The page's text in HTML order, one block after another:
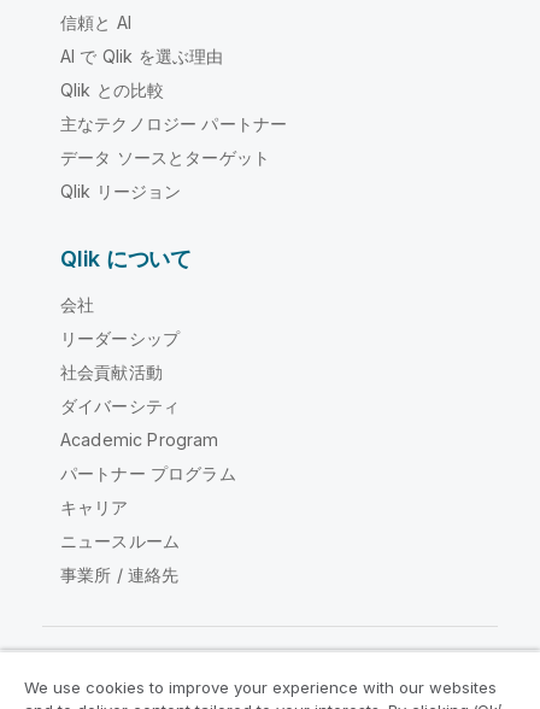
信頼と AI
AI で Qlik を選ぶ理由
Qlik との比較
主なテクノロジー パートナー
データ ソースとターゲット
Qlik リージョン
Qlik について
会社
リーダーシップ
社会貢献活動
ダイバーシティ
Academic Program
パートナー プログラム
キャリア
ニュースルーム
事業所 / 連絡先
Qlik コミュニティ
We use cookies to improve your experience with our websites